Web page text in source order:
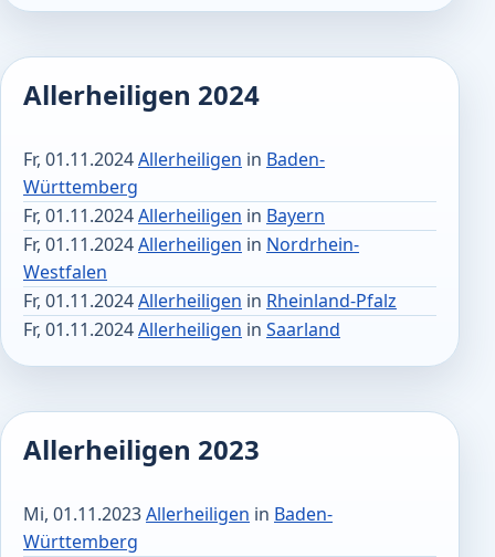
Allerheiligen 2024
Fr, 01.11.2024Allerheiligen in Baden-
Württemberg
Fr, 01.11.2024Allerheiligen in Bayern
Fr, 01.11.2024Allerheiligen in Nordrhein-
Westfalen
Fr, 01.11.2024Allerheiligen in Rheinland-Pfalz
Fr, 01.11.2024Allerheiligen in Saarland
Allerheiligen 2023
Mi, 01.11.2023Allerheiligen in Baden-
Württemberg